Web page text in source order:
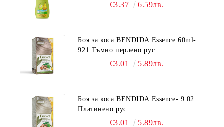
€3.37 6.59лв.
Боя за коса BENDIDA Essence 60ml-
921 Тъмно перлено рус
€3.01 5.89лв.
Боя за коса BENDIDA Essence- 9.02
Платинено рус
€3.01 5.89лв.